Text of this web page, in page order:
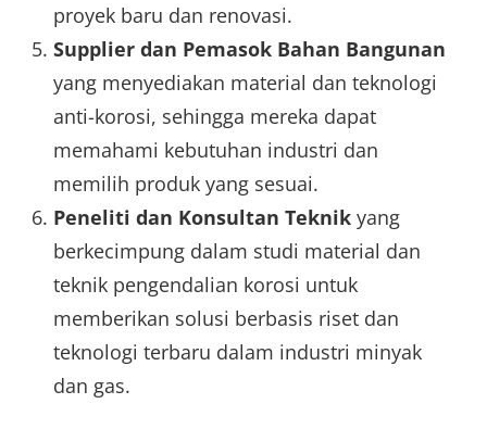
proyek baru dan renovasi.
Supplier dan Pemasok Bahan Bangunan
yang menyediakan material dan teknologi
anti-korosi, sehingga mereka dapat
memahami kebutuhan industri dan
memilih produk yang sesuai.
Peneliti dan Konsultan Teknikyang
berkecimpung dalam studi material dan
teknik pengendalian korosi untuk
memberikan solusi berbasis riset dan
teknologi terbaru dalam industri minyak
dan gas.